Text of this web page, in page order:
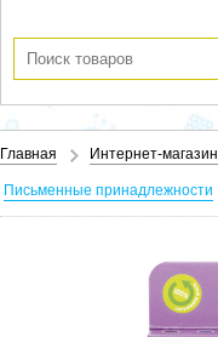
Главная Интернет-магазин
Письменные принадлежности